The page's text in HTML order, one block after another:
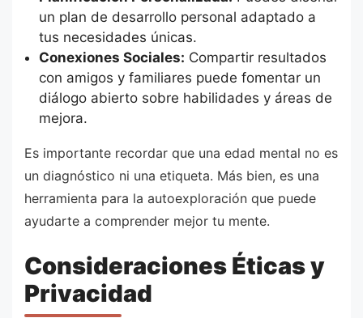
un plan de desarrollo personal adaptado a
tus necesidades únicas.
Conexiones Sociales: Compartir resultados
con amigos y familiares puede fomentar un
diálogo abierto sobre habilidades y áreas de
mejora.
Es importante recordar que una edad mental no es
un diagnóstico ni una etiqueta. Más bien, es una
herramienta para la autoexploración que puede
ayudarte a comprender mejor tu mente.
Consideraciones Éticas y
Privacidad